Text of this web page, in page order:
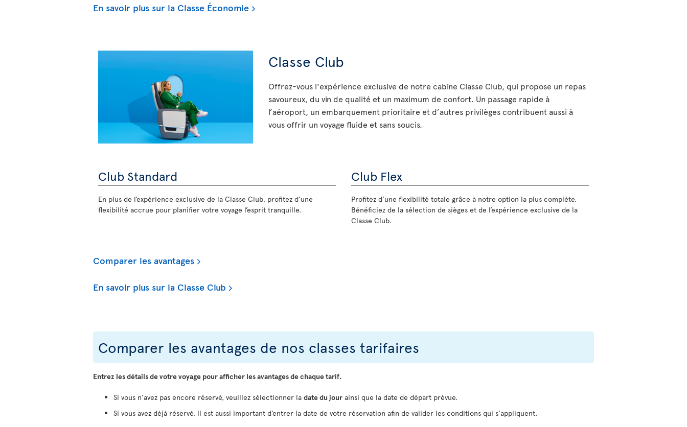
En savoir plus sur la Classe Économie
Classe Club
Offrez-vous l'expérience exclusive de notre cabine Classe Club, qui propose un repas
savoureux, du vin de qualité et un maximum de confort. Un passage rapide à
l’aéroport, un embarquement prioritaire et d’autres privilèges contribuent aussi à
vous offrir un voyage fluide et sans soucis.
Club Standard
En plus de l’expérience exclusive de la Classe Club, profitez d’une
flexibilité accrue pour planifier votre voyage l’esprit tranquille.
Club Flex
Profitez d’une flexibilité totale grâce à notre option la plus complète.
Bénéficiez de la sélection de sièges et de l’expérience exclusive de la
Classe Club.
Comparer les avantages
En savoir plus sur la Classe Club
Comparer les avantages de nos classes tarifaires
Entrez les détails de votre voyage pour afficher les avantages de chaque tarif.
Si vous n’avez pas encore réservé, veuillez sélectionner la date du jour ainsi que la date de départ prévue.
Si vous avez déjà réservé, il est aussi important d’entrer la date de votre réservation afin de valider les conditions qui s’appliquent.